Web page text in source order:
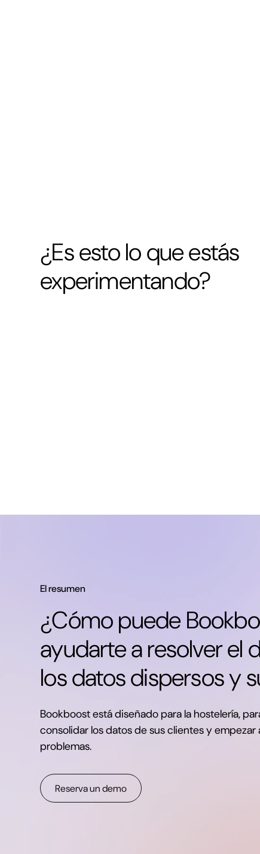
¿Es esto lo que estás
experimentando?
El resumen
¿Cómo puede
ayudarte a resolver el
los datos dispersos y
Bookboost está diseñado para la hostelería,
consolidar los datos de sus clientes y empezar
problemas.
Reserva un demo